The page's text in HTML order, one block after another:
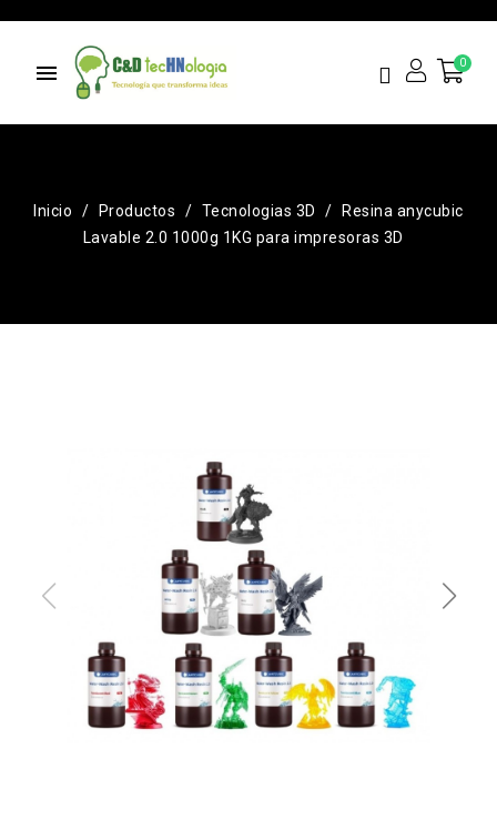
menu
Inicio Productos Tecnologias 3D
Resina anycubic
Lavable 2.0 1000g 1KG para impresoras 3D